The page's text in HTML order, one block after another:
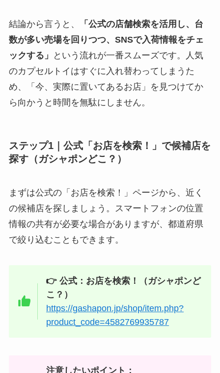
結論から言うと、
「公式の店舗検索を活用し、台
数が多い売場を回りつつ、SNSで入荷情報をチェ
ックする」
という流れが一番スムーズです。人気
のカプセルトイはすぐに入れ替わってしまうた
め、「今、実際に置いてあるお店」を見つけてか
ら向かうと時間を無駄にしません。
ステップ1｜公式「お店を検索！」で候補店を
探す（ガシャポンどこ？）
まずは公式の「お店を検索！」ページから、近く
の候補店を探しましょう。スマートフォンの位置
情報の共有が必要な場合がありますが、都道府県
で絞り込むこともできます。
👉 公式：お店を検索！（ガシャポンど
こ？）
https://gashapon.jp/shop/item.php?
product_code=4582769935787
注意したいポイント：